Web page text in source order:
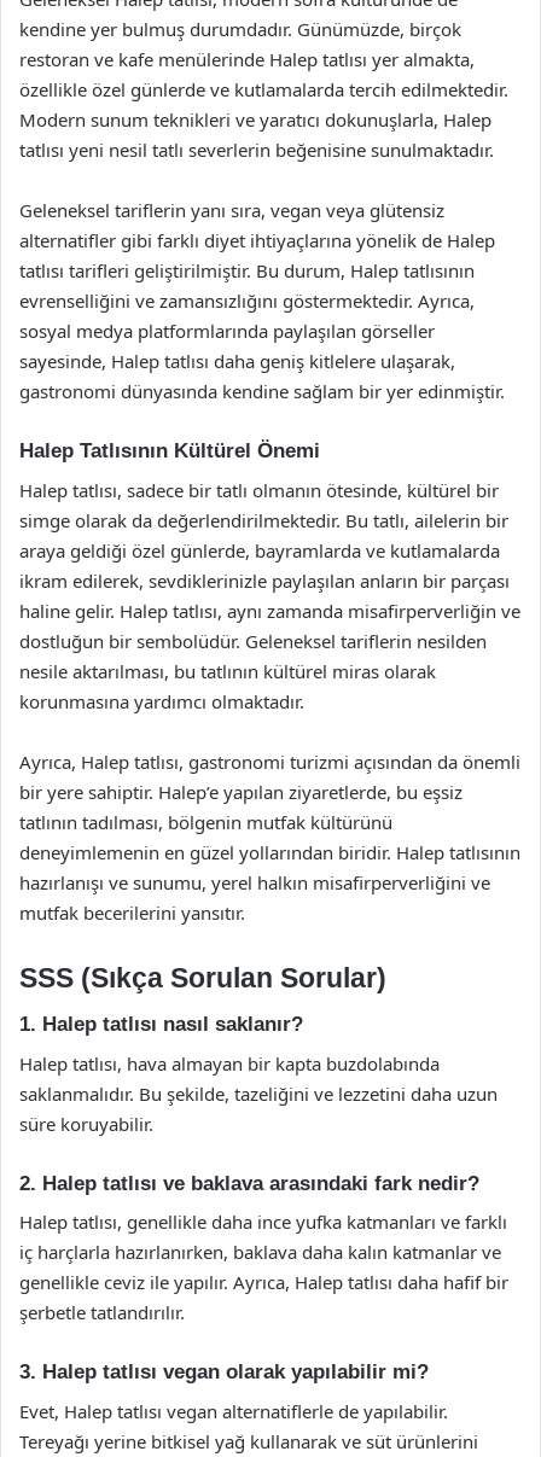
kendine yer bulmuş durumdadır. Günümüzde, birçok
restoran ve kafe menülerinde Halep tatlısı yer almakta,
özellikle özel günlerde ve kutlamalarda tercih edilmektedir.
Modern sunum teknikleri ve yaratıcı dokunuşlarla, Halep
tatlısı yeni nesil tatlı severlerin beğenisine sunulmaktadır.
Geleneksel tariflerin yanı sıra, vegan veya glütensiz
alternatifler gibi farklı diyet ihtiyaçlarına yönelik de Halep
tatlısı tarifleri geliştirilmiştir. Bu durum, Halep tatlısının
evrenselliğini ve zamansızlığını göstermektedir. Ayrıca,
sosyal medya platformlarında paylaşılan görseller
sayesinde, Halep tatlısı daha geniş kitlelere ulaşarak,
gastronomi dünyasında kendine sağlam bir yer edinmiştir.
Halep Tatlısının Kültürel Önemi
Halep tatlısı, sadece bir tatlı olmanın ötesinde, kültürel bir
simge olarak da değerlendirilmektedir. Bu tatlı, ailelerin bir
araya geldiği özel günlerde, bayramlarda ve kutlamalarda
ikram edilerek, sevdiklerinizle paylaşılan anların bir parçası
haline gelir. Halep tatlısı, aynı zamanda misafirperverliğin ve
dostluğun bir sembolüdür. Geleneksel tariflerin nesilden
nesile aktarılması, bu tatlının kültürel miras olarak
korunmasına yardımcı olmaktadır.
Ayrıca, Halep tatlısı, gastronomi turizmi açısından da önemli
bir yere sahiptir. Halep’e yapılan ziyaretlerde, bu eşsiz
tatlının tadılması, bölgenin mutfak kültürünü
deneyimlemenin en güzel yollarından biridir. Halep tatlısının
hazırlanışı ve sunumu, yerel halkın misafirperverliğini ve
mutfak becerilerini yansıtır.
SSS (Sıkça Sorulan Sorular)
1. Halep tatlısı nasıl saklanır?
Halep tatlısı, hava almayan bir kapta buzdolabında
saklanmalıdır. Bu şekilde, tazeliğini ve lezzetini daha uzun
süre koruyabilir.
2. Halep tatlısı ve baklava arasındaki fark nedir?
Halep tatlısı, genellikle daha ince yufka katmanları ve farklı
iç harçlarla hazırlanırken, baklava daha kalın katmanlar ve
genellikle ceviz ile yapılır. Ayrıca, Halep tatlısı daha hafif bir
şerbetle tatlandırılır.
3. Halep tatlısı vegan olarak yapılabilir mi?
Evet, Halep tatlısı vegan alternatiflerle de yapılabilir.
Tereyağı yerine bitkisel yağ kullanarak ve süt ürünlerini